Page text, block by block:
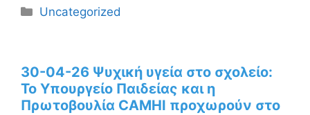
Κατηγορίες
Uncategorized
30-04-26 Ψυχική υγεία στο σχολείο:
Το Υπουργείο Παιδείας και η
Πρωτοβουλία CAMHI προχωρούν στο